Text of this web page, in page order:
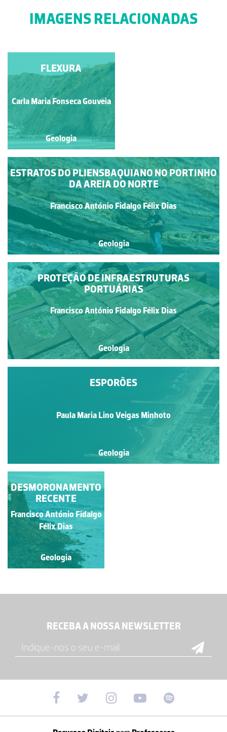
IMAGENS RELACIONADAS
RECUO DAS ARRIBAS
Francisco António Fidalgo
Félix Dias
Geologia
ESTRATOS DO PLIENSBAQUIANO NO PORTINHO
DA AREIA DO NORTE
Francisco António Fidalgo Félix Dias
Geologia
FLEXURA
Carla Maria Fonseca Gouveia
Geologia
PROTEÇÃO DE INFRAESTRUTURAS
PORTUÁRIAS
Francisco António Fidalgo Félix Dias
Geologia
ESPORÕES
Paula Maria Lino Veigas Minhoto
Geologia
DESMORONAMENTO
RECENTE
Francisco António Fidalgo
Félix Dias
Geologia
RECEBA A NOSSA NEWSLETTER